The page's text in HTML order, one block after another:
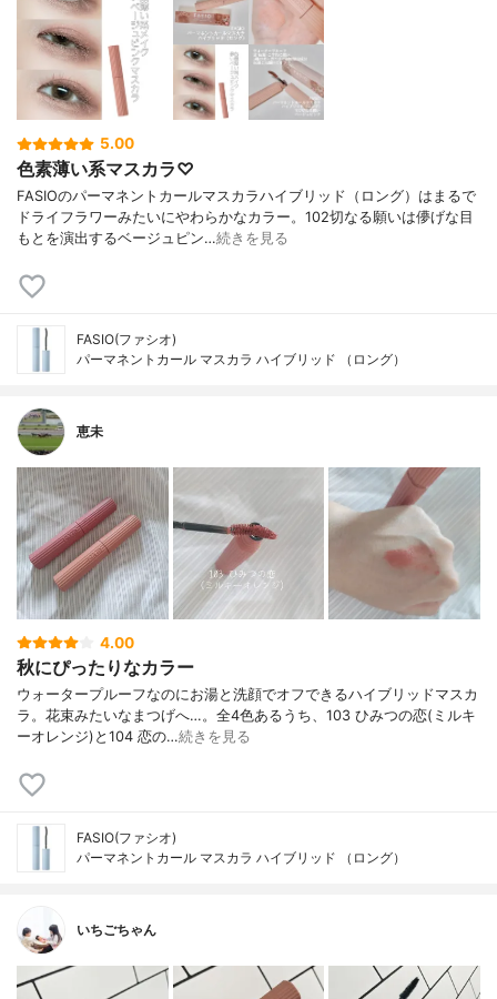
5.00
色素薄い系マスカラ♡
FASIOのパーマネントカールマスカラハイブリッド（ロング）はまるで
ドライフラワーみたいにやわらかなカラー。102切なる願いは儚げな目
もとを演出するベージュピン…続きを見る
FASIO(ファシオ)
パーマネントカール マスカラ ハイブリッド （ロング）
恵未
4.00
秋にぴったりなカラー
ウォータープルーフなのにお湯と洗顔でオフできるハイブリッドマスカ
ラ。花束みたいなまつげへ…。全4色あるうち、103 ひみつの恋(ミルキ
ーオレンジ)と104 恋の…続きを見る
FASIO(ファシオ)
パーマネントカール マスカラ ハイブリッド （ロング）
いちごちゃん